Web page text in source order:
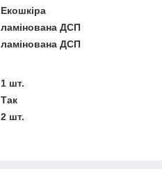
Екошкіра
ламінована ДСП
ламінована ДСП
1 шт.
Так
2 шт.